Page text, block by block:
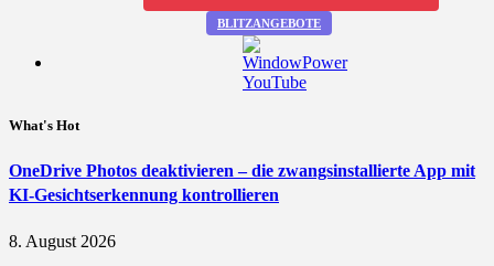
BLITZANGEBOTE
What's Hot
OneDrive Photos deaktivieren – die zwangsinstallierte App mit
KI-Gesichtserkennung kontrollieren
8. August 2026